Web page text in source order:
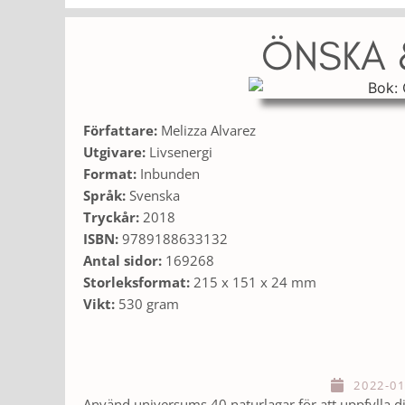
ÖNSKA
Författare: Melizza Alvarez
Utgivare: Livsenergi
Format: Inbunden
Språk: Svenska
Tryckår: 2018
ISBN: 9789188633132
Antal sidor: 169268
Storleksformat: 215 x 151 x 24 mm
Vikt: 530 gram
2022-